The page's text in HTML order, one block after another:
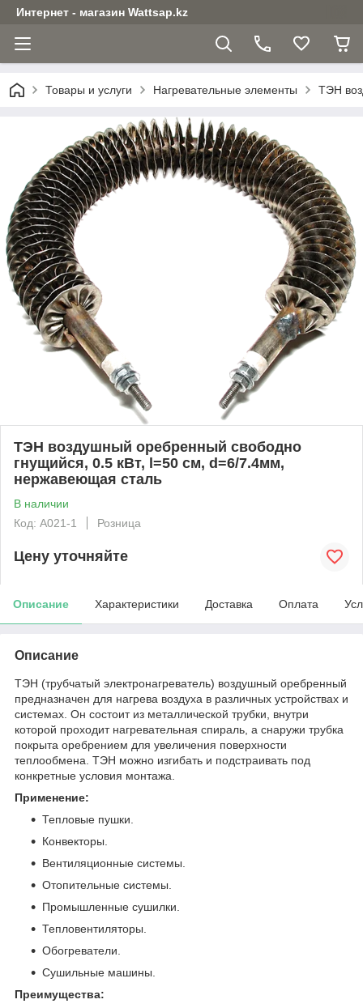
Интернет - магазин Wattsap.kz
Товары и услуги Нагревательные элементы ТЭН
ТЭН воздушный оребренный свободно
гнущийся, 0.5 кВт, l=50 см, d=6/7.4мм,
нержавеющая сталь
В наличии
Код: А021-1
Розница
Цену уточняйте
Описание Характеристики Доставка Оплата
Описание
ТЭН (трубчатый электронагреватель) воздушный оребренный
предназначен для нагрева воздуха в различных устройствах и
системах. Он состоит из металлической трубки, внутри
которой проходит нагревательная спираль, а снаружи трубка
покрыта оребрением для увеличения поверхности
теплообмена. ТЭН можно изгибать и подстраивать под
конкретные условия монтажа.
Применение:
Тепловые пушки.
Конвекторы.
Вентиляционные системы.
Отопительные системы.
Промышленные сушилки.
Тепловентиляторы.
Обогреватели.
Сушильные машины.
Преимущества: